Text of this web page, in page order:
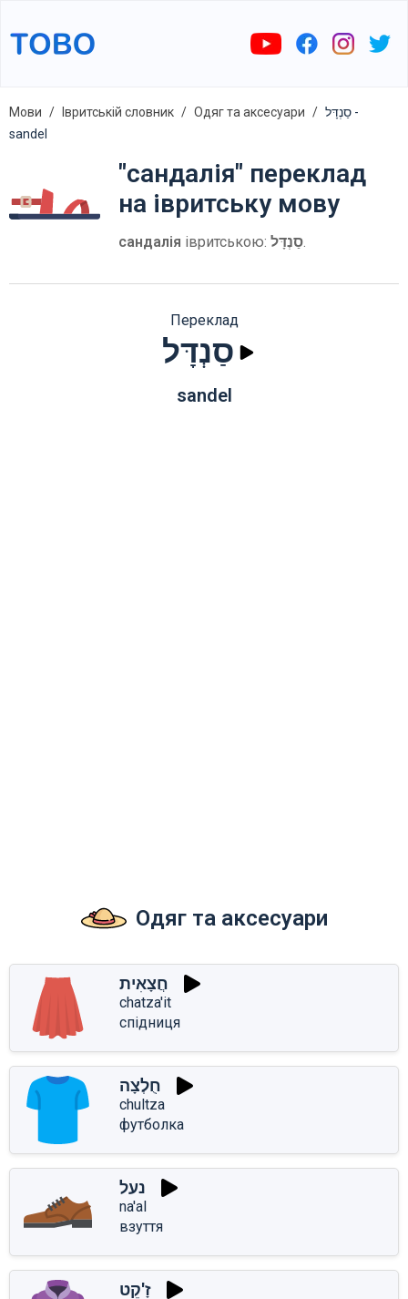
Мови Івритській словник Одяг та аксесуари
סַנְדָּל -
sandel
"сандалія" переклад
на івритську мову
сандалія івритською: סַנְדָּל.
Переклад
סַנְדָּל
sandel
Одяг та аксесуари
חֲצָאִית
chatza'it
спідниця
חֻלְצָה
chultza
футболка
נעל
na'al
взуття
זָ'קֵט